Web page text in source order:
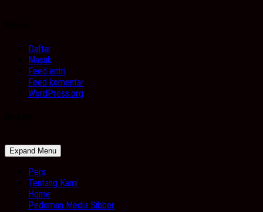
Daftar
Masuk
Feed entri
Feed komentar
WordPress.org
Expand Menu
Pers
Tentang Kami
Home
Pedoman Media Sibber